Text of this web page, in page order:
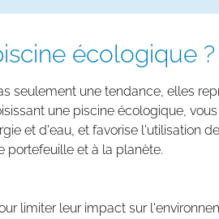
écologique ?
seulement une tendance, elles
une piscine écologique,
et d'eau, et favorise l'utilisation
portefeuille et à la planète.
limiter leur impact sur